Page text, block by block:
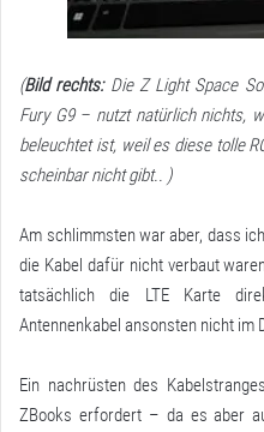
(Bild rechts:Die Z Light Space
Fury G9 – nutzt natürlich nichts,
beleuchtet ist, weil es diese tolle
scheinbar nicht gibt.. )
Am schlimmsten war aber, dass
die Kabel dafür nicht verbaut
tatsächlich die LTE Karte
Antennenkabel ansonsten nicht im
Ein nachrüsten des
ZBooks erfordert – da es aber